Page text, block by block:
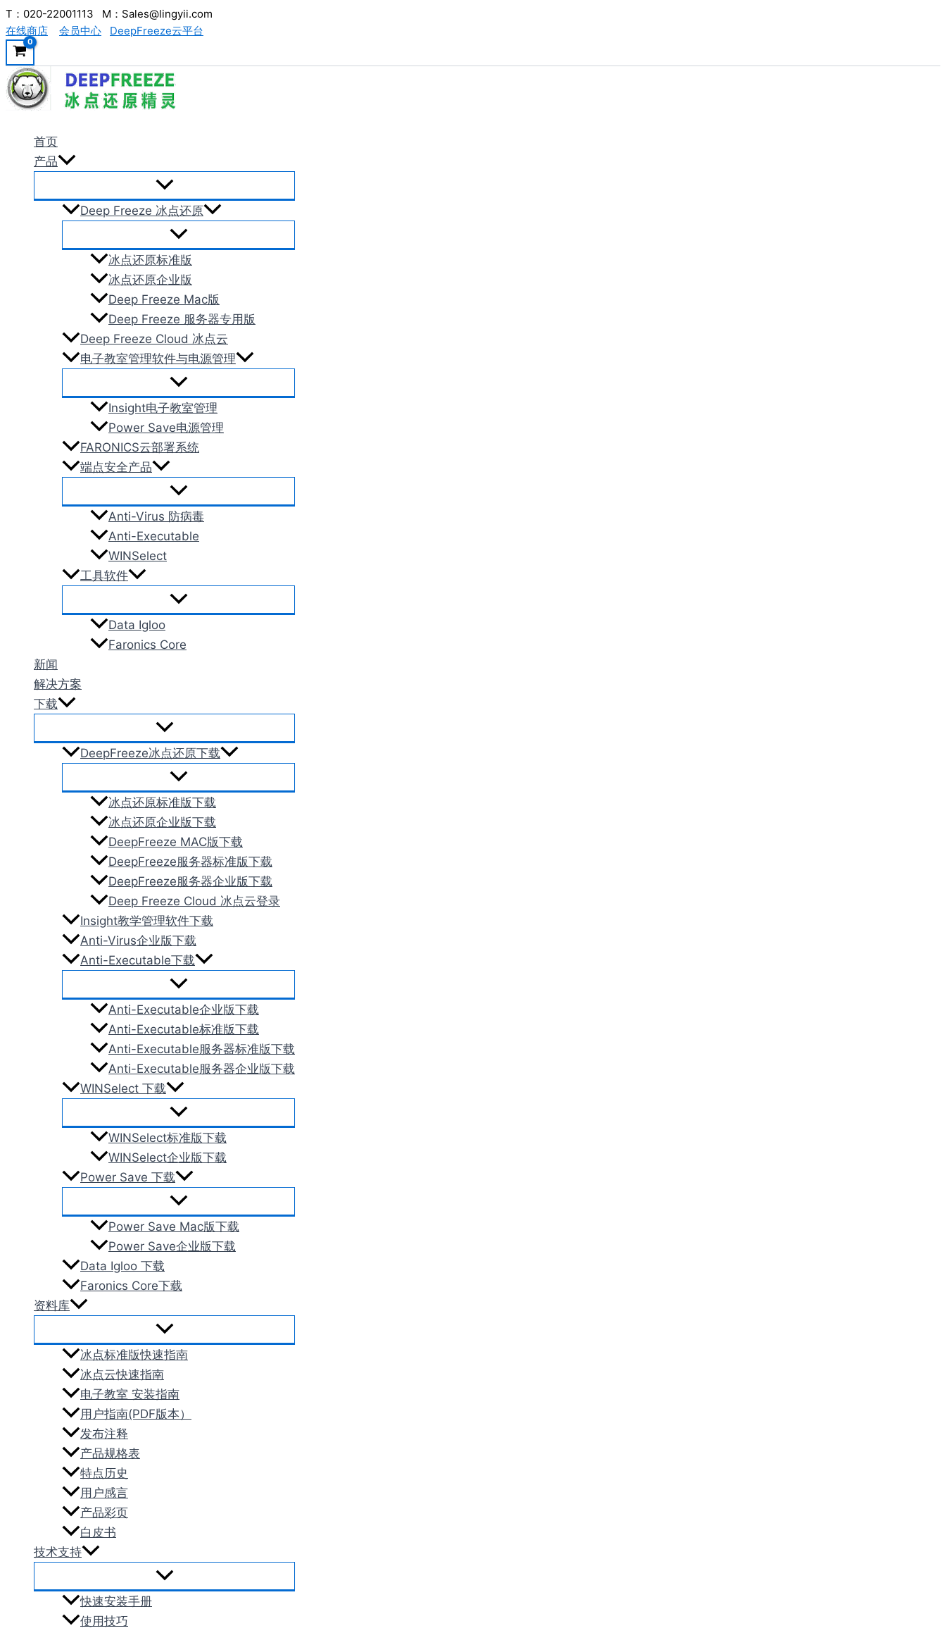
跳
至
内
容
T：020-22001113 M：Sales@lingyii.com
在线商店
会员中心 DeepFreeze云平台
首页
产品
Deep Freeze 冰点还原
冰点还原标准版
冰点还原企业版
Deep Freeze Mac版
Deep Freeze 服务器专用版
Deep Freeze Cloud 冰点云
电子教室管理软件与电源管理
Insight电子教室管理
Power Save电源管理
FARONICS云部署系统
端点安全产品
Anti-Virus 防病毒
Anti-Executable
WINSelect
工具软件
Data Igloo
Faronics Core
新闻
解决方案
下载
DeepFreeze冰点还原下载
冰点还原标准版下载
冰点还原企业版下载
DeepFreeze MAC版下载
DeepFreeze服务器标准版下载
DeepFreeze服务器企业版下载
Deep Freeze Cloud 冰点云登录
Insight教学管理软件下载
Anti-Virus企业版下载
Anti-Executable下载
Anti-Executable企业版下载
Anti-Executable标准版下载
Anti-Executable服务器标准版下载
Anti-Executable服务器企业版下载
WINSelect 下载
WINSelect标准版下载
WINSelect企业版下载
Power Save 下载
Power Save Mac版下载
Power Save企业版下载
Data Igloo 下载
Faronics Core下载
资料库
冰点标准版快速指南
冰点云快速指南
电子教室 安装指南
用户指南(PDF版本）
发布注释
产品规格表
特点历史
用户感言
产品彩页
白皮书
技术支持
快速安装手册
使用技巧